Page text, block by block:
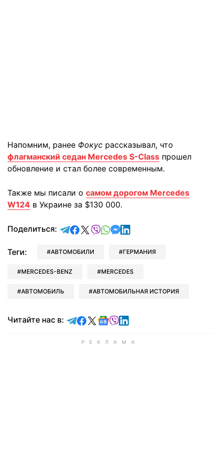
Напомним, ранее Фокус рассказывал, что
флагманский седан Mercedes S-Class прошел
обновление и стал более современным.
Также мы писали о самом дорогом Mercedes
W124 в Украине за $130 000.
Поделиться: отправить в Telegram
поделиться в Facebook
поделиться в X
отправить в Viber
отправить в Whatsapp
отправить в Messenger
отправить в LinkedIn
Теги: АВТОМОБИЛИ ГЕРМАНИЯ
MERCEDES-BENZ MERCEDES
АВТОМОБИЛЬ АВТОМОБИЛЬНАЯ ИСТОРИЯ
Читайте нас в: Читайте в Telegram
Читайте в Facebook
Читайте в X
Читайте в Google news
Читайте в Viber
Читайте в LinkedIn